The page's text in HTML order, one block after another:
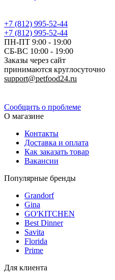
+7 (812) 995-52-44
+7 (812) 995-52-44
ПН-ПТ 9:00 - 19:00
СБ-ВС 10:00 - 19:00
Заказы через сайт
принимаются круглосуточно
support@petfood24.ru
Сообщить о проблеме
О магазине
Контакты
Доставка и оплата
Как заказать товар
Вакансии
Популярные бренды
Grandorf
Gina
GO'KITCHEN
Best Dinner
Savita
Florida
Prime
Для клиента